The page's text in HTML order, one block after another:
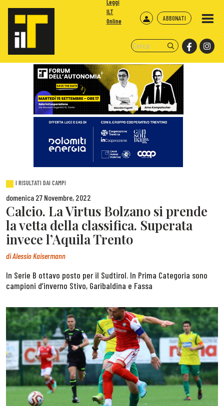
ABBONATI
Leggi
ILT
Online
I RISULTATI DAI CAMPI
domenica 27 Novembre, 2022
Calcio. La Virtus Bolzano si prende
la vetta della classifica. Superata
invece l’Aquila Trento
diAlessio Kaisermann
In Serie B ottavo posto per il Sudtirol. In Prima Categoria sono
campioni d’inverno Stivo, Garibaldina e Fassa